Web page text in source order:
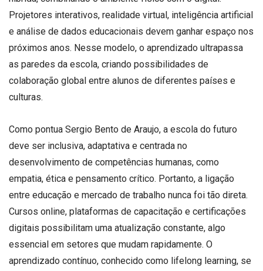
Projetores interativos, realidade virtual, inteligência artificial
e análise de dados educacionais devem ganhar espaço nos
próximos anos. Nesse modelo, o aprendizado ultrapassa
as paredes da escola, criando possibilidades de
colaboração global entre alunos de diferentes países e
culturas.
Como pontua Sergio Bento de Araujo, a escola do futuro
deve ser inclusiva, adaptativa e centrada no
desenvolvimento de competências humanas, como
empatia, ética e pensamento crítico. Portanto, a ligação
entre educação e mercado de trabalho nunca foi tão direta.
Cursos online, plataformas de capacitação e certificações
digitais possibilitam uma atualização constante, algo
essencial em setores que mudam rapidamente. O
aprendizado contínuo, conhecido como lifelong learning, se